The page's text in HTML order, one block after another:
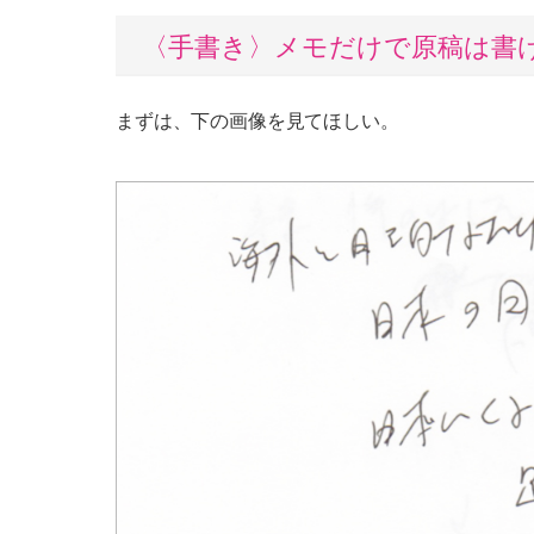
〈手書き〉メモだけで原稿は書
まずは、下の画像を見てほしい。